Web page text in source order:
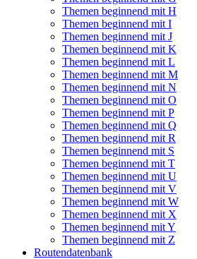
Themen beginnend mit H
Themen beginnend mit I
Themen beginnend mit J
Themen beginnend mit K
Themen beginnend mit L
Themen beginnend mit M
Themen beginnend mit N
Themen beginnend mit O
Themen beginnend mit P
Themen beginnend mit Q
Themen beginnend mit R
Themen beginnend mit S
Themen beginnend mit T
Themen beginnend mit U
Themen beginnend mit V
Themen beginnend mit W
Themen beginnend mit X
Themen beginnend mit Y
Themen beginnend mit Z
Routendatenbank